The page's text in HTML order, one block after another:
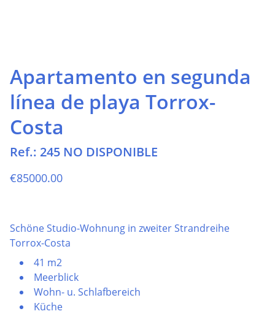
Apartamento en segunda
línea de playa Torrox-
Costa
Ref.: 245 NO DISPONIBLE
€85000.00
Schöne Studio-Wohnung in zweiter Strandreihe
Torrox-Costa
41 m2
Meerblick
Wohn- u. Schlafbereich
Küche